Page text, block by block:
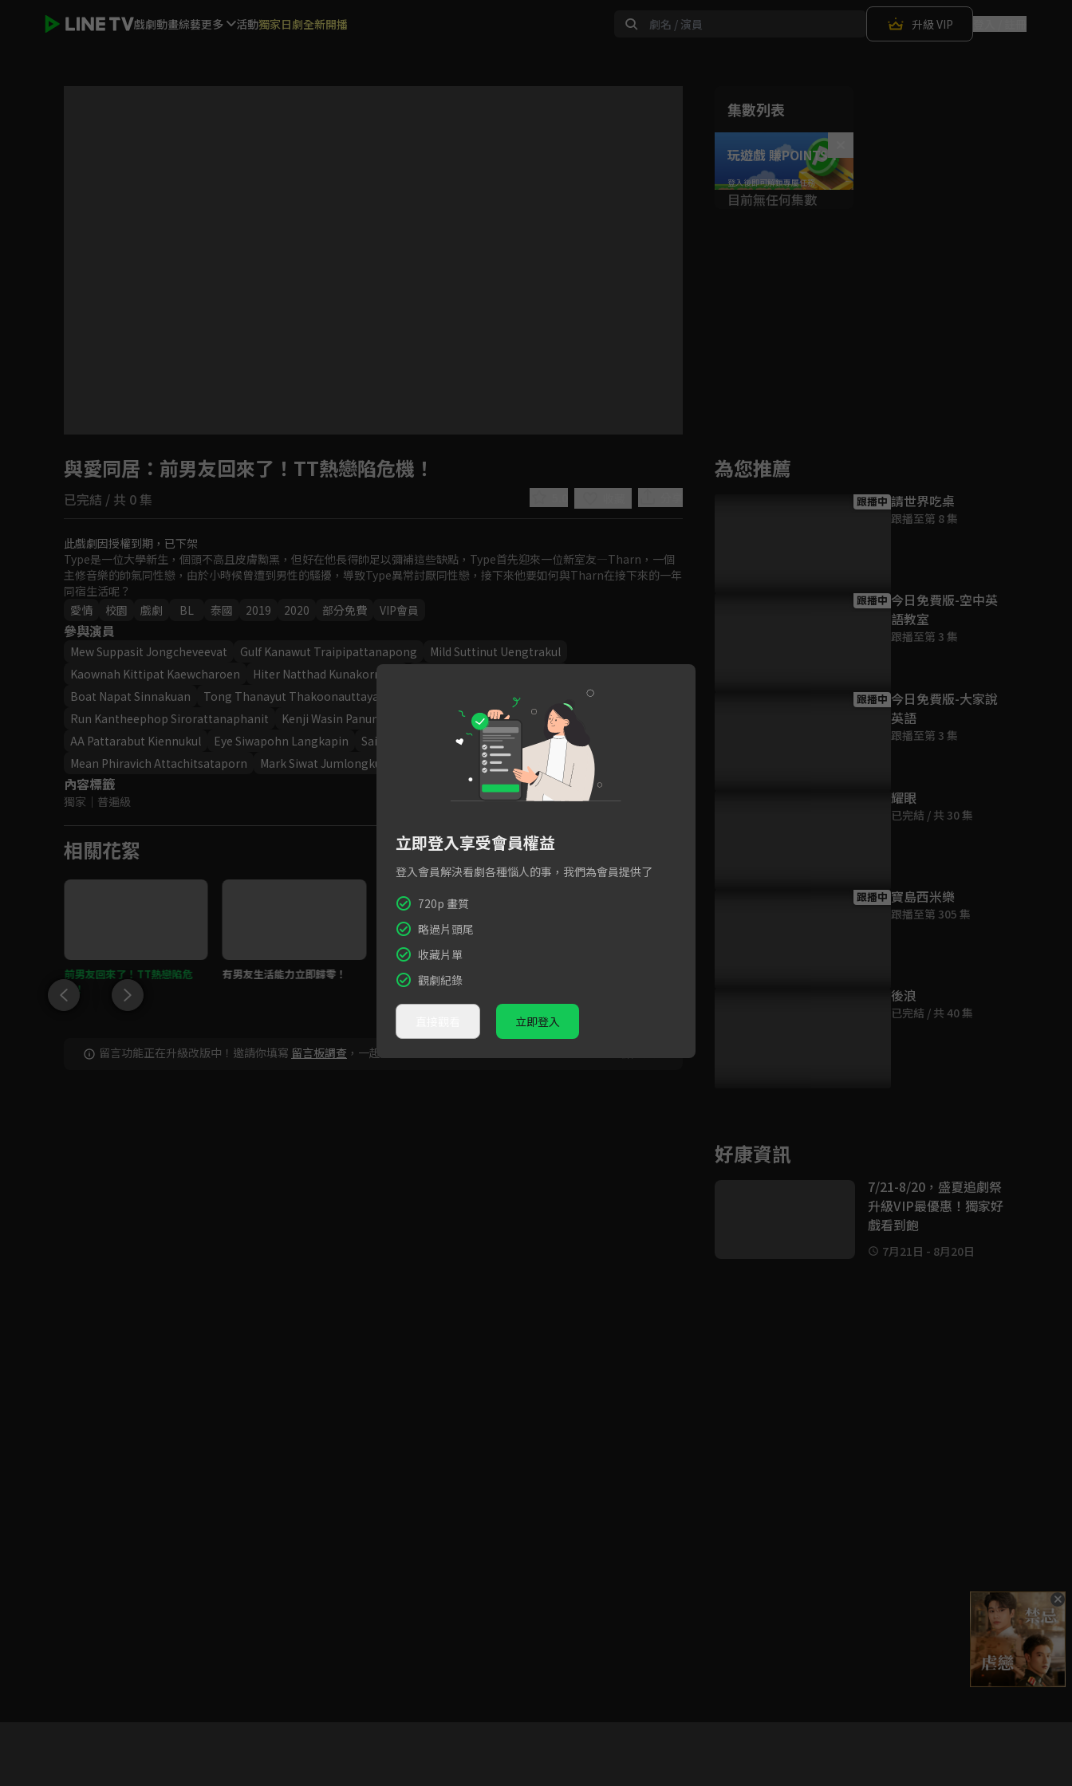
戲劇動畫綜藝更多 活動獨家日劇全新開播 升級 VIP
Play
Video
集數列表
玩遊戲 賺POINTS！
目前無任何集數
與愛同居 ：前男友回來了！TT熱戀陷危機！
已完結 / 共 0 集
此戲劇因授權到期，已下架
Type是一位大學新生，個頭不高且皮膚黝黑，但好在他長得帥足以彌補這些缺點，Type首先迎來一位新室友—Tharn，一個
主修音樂的帥氣同性戀，由於小時候曾遭到男性的騷擾，導致Type異常討厭同性戀，接下來他要如何與Tharn在接下來的一年
同宿生活呢？
愛情
校園 戲劇 BL 泰國 2019 2020 部分免費 VIP會員
參與演員
Mew Suppasit Jongcheveevat Gulf Kanawut Traipipattanapong
Mild Suttinut Uengtrakul
Kaownah Kittipat Kaewcharoen
Hiter Natthad Kunakornkiat
Boat Napat Sinnakuan
Tong Thanayut Thakoonauttaya
Mawin Tanawin Duangnate
Run Kantheephop Sirorattanaphanit
Kenji Wasin Panunaporn
Kaprao Pongkorn Wongkrittiyarat
AA Pattarabut Kiennukul
Eye Siwapohn Langkapin
Saint Suppapong Udomkaewkanjana
Mean Phiravich Attachitsataporn
Mark Siwat Jumlongkul
內容標籤
獨家 ｜ 普遍級
相關花絮
前男友回來了！TT熱戀陷危
機！
有男友生活能力立即歸零！
Tharn全家人改變行程只為見T
ype!
留言功能正在升級改版中！邀請你填寫 留言板調查 ，一起共創新版留言功能！
為您推薦
跟播中 請世界吃桌
跟播至第 8 集
跟播中 今日免費版-空中英
語教室
跟播至第 3 集
跟播中 今日免費版-大家說
英語
跟播至第 3 集
耀眼
已完結 / 共 30 集
跟播中 寶島西米樂
跟播至第 305 集
後浪
已完結 / 共 40 集
好康資訊
7/21-8/20，盛夏追劇祭
升級VIP最優惠！獨家好
戲看到飽
7月21日 - 8月20日
立即登入享受會員權益
登入會員解決看劇各種惱人的事，我們為會員提供了
720p 畫質
略過片頭尾
收藏片單
觀劇紀錄
立即登入